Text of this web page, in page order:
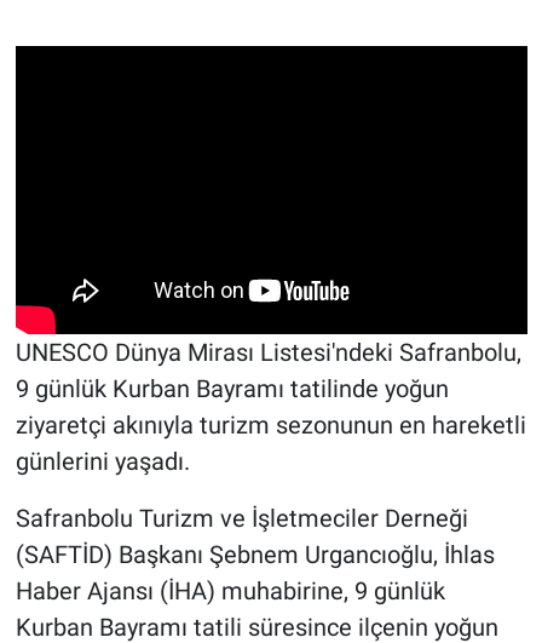
UNESCO Dünya Mirası Listesi'ndeki Safranbolu,
9 günlük Kurban Bayramı tatilinde yoğun
ziyaretçi akınıyla turizm sezonunun en hareketli
günlerini yaşadı.
Safranbolu Turizm ve İşletmeciler Derneği
(SAFTİD) Başkanı Şebnem Urgancıoğlu, İhlas
Haber Ajansı (İHA) muhabirine, 9 günlük
Kurban Bayramı tatili süresince ilçenin yoğun